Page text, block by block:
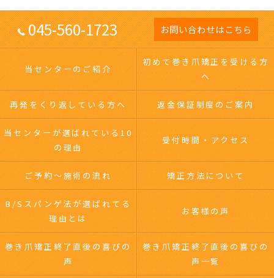
045-560-1723 お問い合わせはこちら
当センターのご紹介
初めて巻き爪矯正を受ける方
へ
再発をくり返している方へ 返金保証制度のご案内
当センターが選ばれている10
の理由
受付時間・アクセス
ご予約～施術の流れ 矯正方法について
B/Sスパンゲ法が選ばれてる
理由とは
お客様の声
巻き爪矯正終了直後の喜びの
声
巻き爪矯正終了直後の喜びの
声一覧